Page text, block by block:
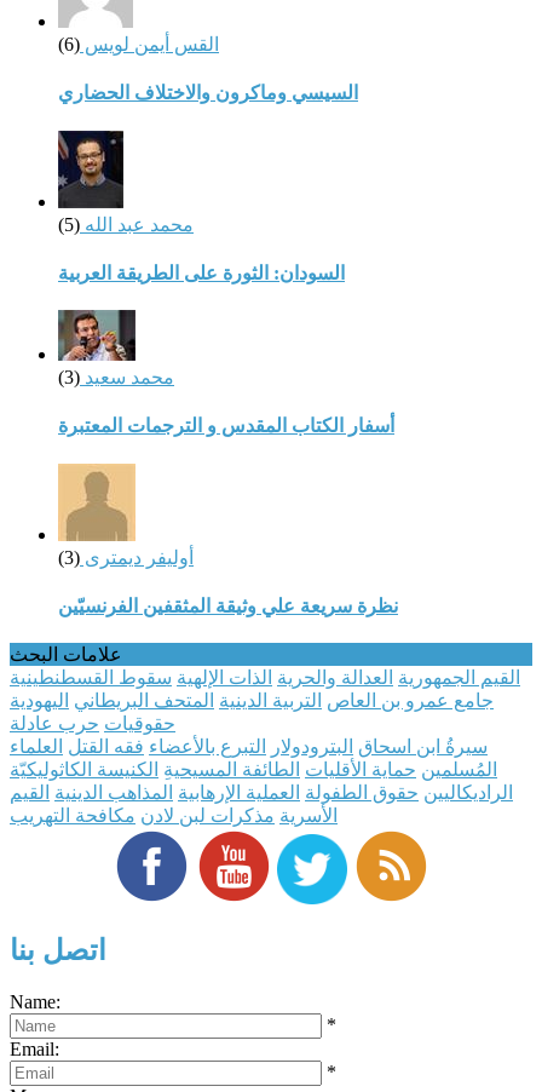
القس أيمن لويس (6)
السيسي وماكرون والاختلاف الحضاري
محمد عبد الله (5)
السودان: الثورة على الطريقة العربية
محمد سعيد (3)
أسفار الكتاب المقدس و الترجمات المعتبرة
أوليفر ديمترى (3)
نظرة سريعة علي وثيقة المثقفين الفرنسيّين
علامات البحث
القيم الجمهورية العدالة والحرية الذات الإلهية سقوط القسطنطينية
جامع عمرو بن العاص التربية الدينية المتحف البريطاني اليهودية
حقوقيات حرب عادلة
سيرةُ ابن اسحاق البترودولار التبرع بالأعضاء فقه القتل العلماء
المُسلمين حماية اﻷقليات الطائفة المسيحيةِ الكنيسة الكاثوليكيّة
الراديكاليين حقوق الطفولة العملية الإرهابية المذاهب الدينية القيم
الأسرية مذكرات لبن لادن مكافحة التهريب
اتصل بنا
Name:
*
Email:
*